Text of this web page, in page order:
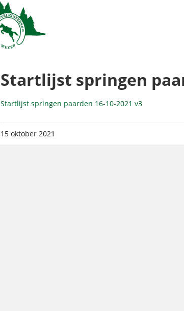
Startlijst springen
Startlijst springen paarden 16-10-2021 v3
15 oktober 2021